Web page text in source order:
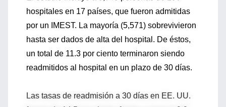
hospitales en 17 países, que fueron admitidas
por un IMEST. La mayoría (5,571) sobrevivieron
hasta ser dados de alta del hospital. De éstos,
un total de 11.3 por ciento terminaron siendo
readmitidos al hospital en un plazo de 30 días.
Las tasas de readmisión a 30 días en EE. UU.